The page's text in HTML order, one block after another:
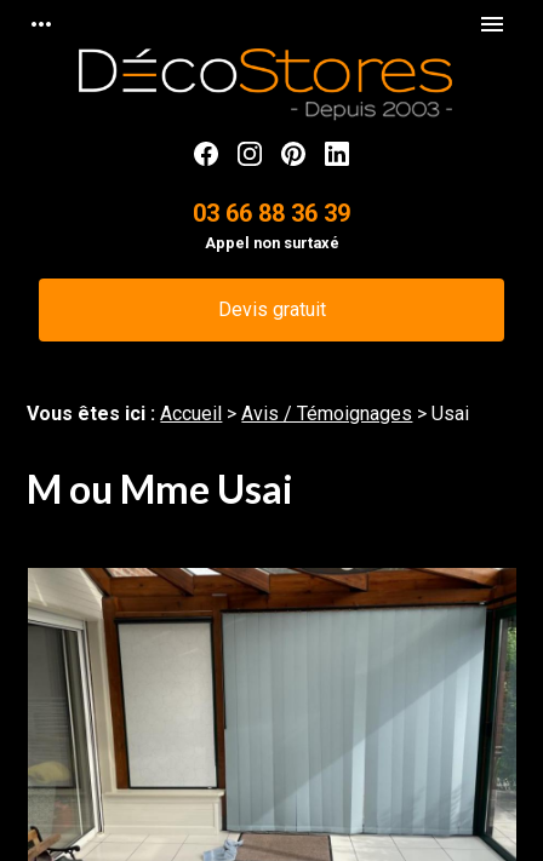
more_horiz menu
03 66 88 36 39
Appel non surtaxé
Devis gratuit
Vous êtes ici :Accueil >Avis / Témoignages >Usai
M ou Mme Usai